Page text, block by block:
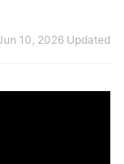
10, 2026 Updated